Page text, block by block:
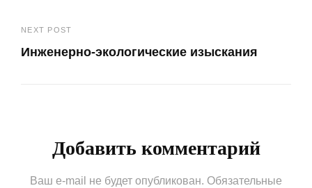
Post
NEXT POST
Инженерно-экологические изыскания
Добавить комментарий
Ваш e-mail не будет опубликован. Обязательные